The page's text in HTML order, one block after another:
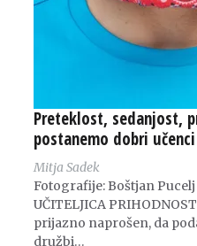
Preteklost, sedanjost,
postanemo dobri
Mitja Sadek
Fotografije: Boštjan Pucelj
UČITELJICA
prijazno naprošen, da
družbi…